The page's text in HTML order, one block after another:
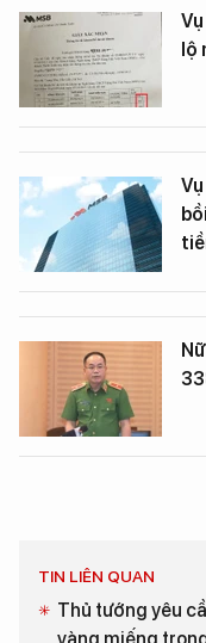
lộ
TIN LIÊN QUAN
Thủ tướng yêu